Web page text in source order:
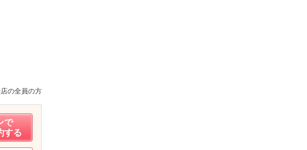
の全員の方
で
する